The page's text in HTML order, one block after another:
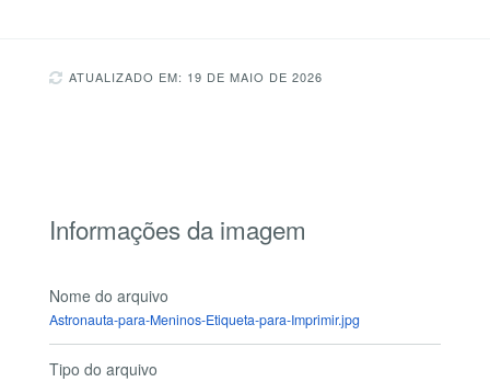
ATUALIZADO EM: 19 DE MAIO DE 2026
Informações da imagem
Nome do arquivo
Astronauta-para-Meninos-Etiqueta-para-Imprimir.jpg
Tipo do arquivo